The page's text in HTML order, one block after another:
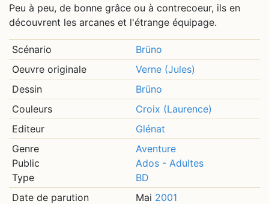
Peu à peu, de bonne grâce ou à contrecoeur, ils en
découvrent les arcanes et l'étrange équipage.
Scénario
Brüno
Oeuvre originale
Verne (Jules)
Dessin
Brüno
Couleurs
Croix (Laurence)
Editeur
Glénat
Genre
Public
Type
Aventure
Ados - Adultes
BD
Date de parution
Mai 2001